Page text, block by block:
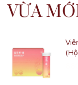
VỪA